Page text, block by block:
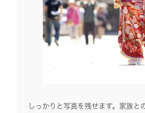
しっかりと写真を残せます。家族と